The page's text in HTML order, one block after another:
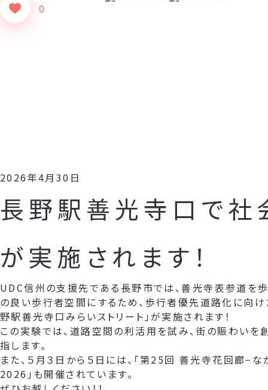
0
2026年4月30日
長野駅善光寺口で社
が実施されます！
UDC信州の支援先である長野市では、善光寺表参道を歩
の良い歩行者空間にするため、歩行者優先道路化に向け
野駅善光寺口みらいストリート」が実施されます！
この実験では、道路空間の利活用を試み、街の賑わいを
指します。
また、５月３日から５日には、「第25回 善光寺花回廊−な
2026」も開催されています。